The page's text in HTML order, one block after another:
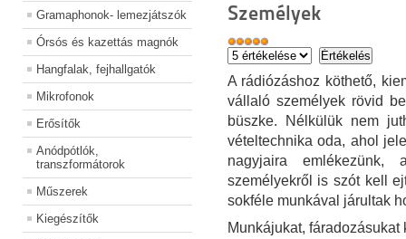
Gramaphonok- lemezjátszók
Órsós és kazettás magnók
Hangfalak, fejhallgatók
Mikrofonok
Erősítők
Anódpótlók,
transzformátorok
Műszerek
Kiegészítők
Személyek
A rádiózáshoz köthető,
vállaló személyek rövid
büszke. Nélkülük nem
vételtechnika oda, ahol
nagyjaira
személyekről is szót kell
sokféle munkával járultak
Munkájukat, fáradozásukat